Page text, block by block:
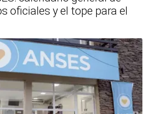
oficiales y el tope para el